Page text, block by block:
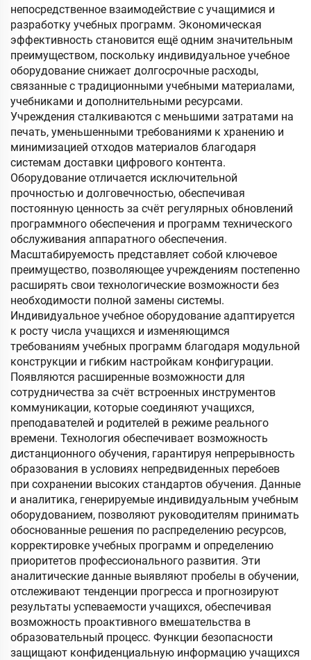
непосредственное взаимодействие с учащимися и
разработку учебных программ. Экономическая
эффективность становится ещё одним значительным
преимуществом, поскольку индивидуальное учебное
оборудование снижает долгосрочные расходы,
связанные с традиционными учебными материалами,
учебниками и дополнительными ресурсами.
Учреждения сталкиваются с меньшими затратами на
печать, уменьшенными требованиями к хранению и
минимизацией отходов материалов благодаря
системам доставки цифрового контента.
Оборудование отличается исключительной
прочностью и долговечностью, обеспечивая
постоянную ценность за счёт регулярных обновлений
программного обеспечения и программ технического
обслуживания аппаратного обеспечения.
Масштабируемость представляет собой ключевое
преимущество, позволяющее учреждениям постепенно
расширять свои технологические возможности без
необходимости полной замены системы.
Индивидуальное учебное оборудование адаптируется
к росту числа учащихся и изменяющимся
требованиям учебных программ благодаря модульной
конструкции и гибким настройкам конфигурации.
Появляются расширенные возможности для
сотрудничества за счёт встроенных инструментов
коммуникации, которые соединяют учащихся,
преподавателей и родителей в режиме реального
времени. Технология обеспечивает возможность
дистанционного обучения, гарантируя непрерывность
образования в условиях непредвиденных перебоев
при сохранении высоких стандартов обучения. Данные
и аналитика, генерируемые индивидуальным учебным
оборудованием, позволяют руководителям принимать
обоснованные решения по распределению ресурсов,
корректировке учебных программ и определению
приоритетов профессионального развития. Эти
аналитические данные выявляют пробелы в обучении,
отслеживают тенденции прогресса и прогнозируют
результаты успеваемости учащихся, обеспечивая
возможность проактивного вмешательства в
образовательный процесс. Функции безопасности
защищают конфиденциальную информацию учащихся